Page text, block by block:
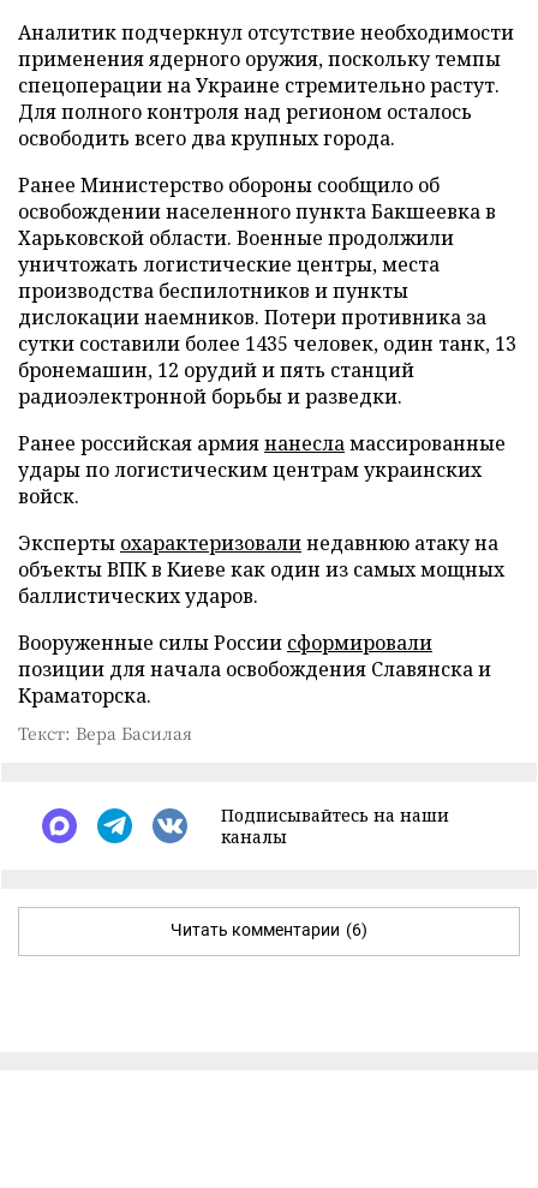
Аналитик подчеркнул отсутствие необходимости
применения ядерного оружия, поскольку темпы
спецоперации на Украине стремительно растут.
Для полного контроля над регионом осталось
освободить всего два крупных города.
Ранее Министерство обороны сообщило об
освобождении населенного пункта Бакшеевка в
Харьковской области. Военные продолжили
уничтожать логистические центры, места
производства беспилотников и пункты
дислокации наемников. Потери противника за
сутки составили более 1435 человек, один танк, 13
бронемашин, 12 орудий и пять станций
радиоэлектронной борьбы и разведки.
Ранее российская армиянанесламассированные
удары по логистическим центрам украинских
войск.
Эксперты охарактеризовалинедавнюю атаку на
объекты ВПК в Киеве как один из самых мощных
баллистических ударов.
Вооруженные силы России сформировали
позиции для начала освобождения Славянска и
Краматорска.
Текст: Вера Басилая
Подписывайтесь на наши
каналы
Читать комментарии (6)